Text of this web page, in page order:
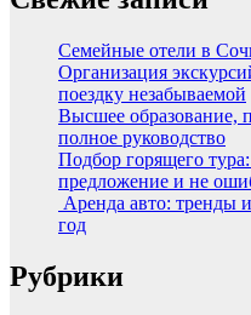
Семейные отели в
Организация
поездку незабываемой
Высшее образование,
полное руководство
Подбор горящего
предложение и не
Аренда авто: тренды
год
Рубрики